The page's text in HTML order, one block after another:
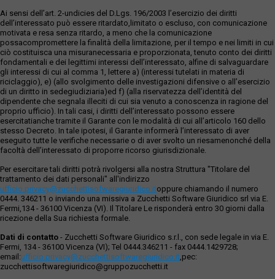
Ai sensi dell’art. 2-undicies del D.Lgs. 196/2003 l’esercizio dei diritti
dell’interessato può essere ritardato,limitato o escluso, con comunicazione
motivata e resa senza ritardo, a meno che la comunicazione
possacompromettere la finalità della limitazione, per il tempo e nei limiti in cui
ciò costituisca una misuranecessaria e proporzionata, tenuto conto dei diritti
fondamentali e dei legittimi interessi dell’interessato, alfine di salvaguardare
gli interessi di cui al comma 1, lettere a) (interessi tutelati in materia di
riciclaggio), e) (allo svolgimento delle investigazioni difensive o all’esercizio
di un diritto in sedegiudiziaria)ed f) (alla riservatezza dell’identità del
dipendente che segnala illeciti di cui sia venuto a conoscenza in ragione del
proprio ufficio). In tali casi, i diritti dell’interessato possono essere
esercitatianche tramite il Garante con le modalità di cui all’articolo 160 dello
stesso Decreto. In tale ipotesi, il Garante informerà l’interessato di aver
eseguito tutte le verifiche necessarie o di aver svolto un riesamenonché della
facoltà dell’interessato di proporre ricorso giurisdizionale.
Per esercitare tali diritti potrà rivolgersi alla nostra Struttura "Titolare del
trattamento dei dati personali" all'indirizzo
ufficio.privacy@zucchettisofwaregiuridico.itoppure chiamando il numero
0444. 346211 o inviando una missiva a Zucchetti Software Giuridico srl via E.
Fermi,134 - 36100 Vicenza (VI). Il Titolare Le risponderà entro 30 giorni dalla
ricezione della Sua richiesta formale.
Dati di contatto - Zucchetti Software Giuridico s.r.l., con sede legale in via E.
Fermi, 134 - 36100 Vicenza (VI); Tel 0444.346211 - fax 0444.1429728;
email:ufficio.privacy@zucchettisoftwaregiuridico.it,pec:
zucchettisoftwaregiuridico@gruppozucchetti.it